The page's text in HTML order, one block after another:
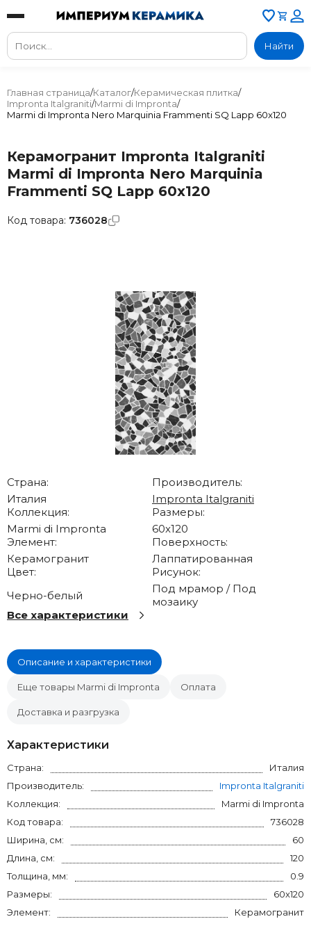
Найти
Главная страница/Каталог/Керамическая плитка/
Impronta Italgraniti/Marmi di Impronta/
Marmi di Impronta Nero Marquinia Frammenti SQ Lapp 60x120
Керамогранит Impronta Italgraniti
Marmi di Impronta Nero Marquinia
Frammenti SQ Lapp 60x120
Страна:
Италия
Производитель:
Impronta Italgraniti
Коллекция:
Marmi di Impronta
Размеры:
60x120
Элемент:
Керамогранит
Поверхность:
Лаппатированная
Цвет:
Черно-белый
Рисунок:
Под мрамор / Под
мозаику
Все характеристики
Описание и характеристики
Еще товары Marmi di Impronta Оплата
Доставка и разгрузка
Характеристики
Страна:
Италия
Производитель:
Impronta Italgraniti
Коллекция:
Marmi di Impronta
Код товара:
736028
Ширина, см:
60
Длина, см:
120
Толщина, мм:
0.9
Размеры:
60x120
Элемент:
Керамогранит
Код товара: 736028